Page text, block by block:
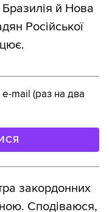
й Нова
Російської
e-mail (раз на два
закордонних
Сподіваюся,